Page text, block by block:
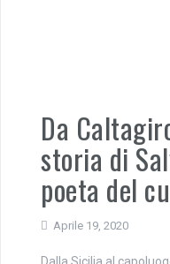
Da
storia di
poeta del
Aprile 19, 2020